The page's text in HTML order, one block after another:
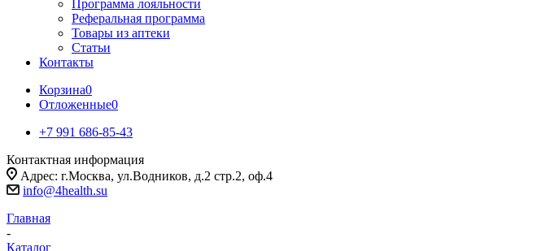
Программа лояльности
Реферальная программа
Товары из аптеки
Статьи
Контакты
Корзина0
Отложенные0
+7 991 686-85-43
Контактная информация
Адрес: г.Москва, ул.Водников, д.2 стр.2, оф.4
info@4health.su
Главная
-
Каталог